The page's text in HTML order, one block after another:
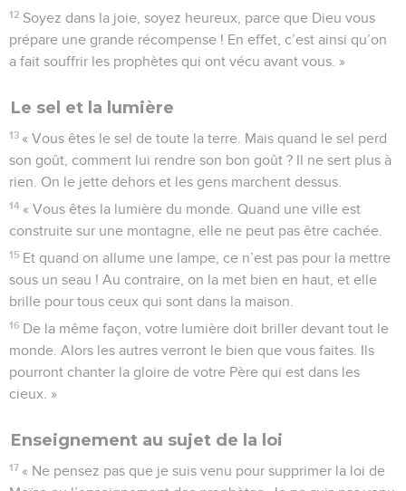
12 Soyez dans la joie, soyez heureux, parce que Dieu vous
prépare une grande récompense ! En effet, c’est ainsi qu’on
a fait souffrir les prophètes qui ont vécu avant vous. »
Le sel et la lumière
13 « Vous êtes le sel de toute la terre. Mais quand le sel perd
son goût, comment lui rendre son bon goût ? Il ne sert plus à
rien. On le jette dehors et les gens marchent dessus.
14 « Vous êtes la lumière du monde. Quand une ville est
construite sur une montagne, elle ne peut pas être cachée.
15 Et quand on allume une lampe, ce n’est pas pour la mettre
sous un seau ! Au contraire, on la met bien en haut, et elle
brille pour tous ceux qui sont dans la maison.
16 De la même façon, votre lumière doit briller devant tout le
monde. Alors les autres verront le bien que vous faites. Ils
pourront chanter la gloire de votre Père qui est dans les
cieux. »
Enseignement au sujet de la loi
17 « Ne pensez pas que je suis venu pour supprimer la loi de